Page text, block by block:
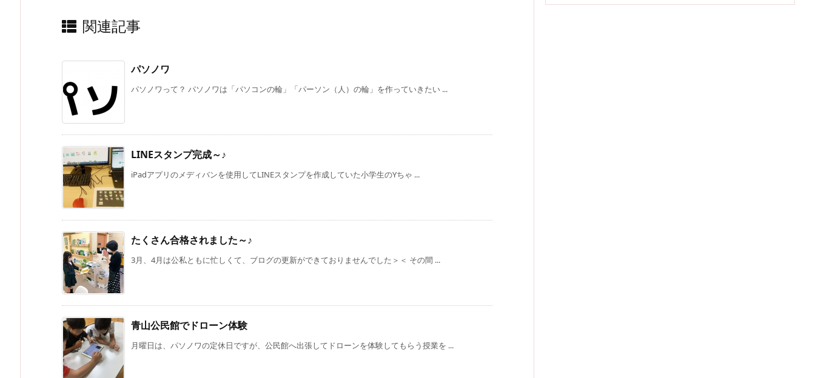
関連記事
パソノワ
パソノワって？ パソノワは「パソコンの輪」「パーソン（人）の輪」を作っていきたい ...
LINEスタンプ完成～♪
iPadアプリのメディバンを使用してLINEスタンプを作成していた小学生のYちゃ ...
たくさん合格されました～♪
3月、4月は公私ともに忙しくて、ブログの更新ができておりませんでした＞＜ その間 ...
青山公民館でドローン体験
月曜日は、パソノワの定休日ですが、公民館へ出張してドローンを体験してもらう授業を ...